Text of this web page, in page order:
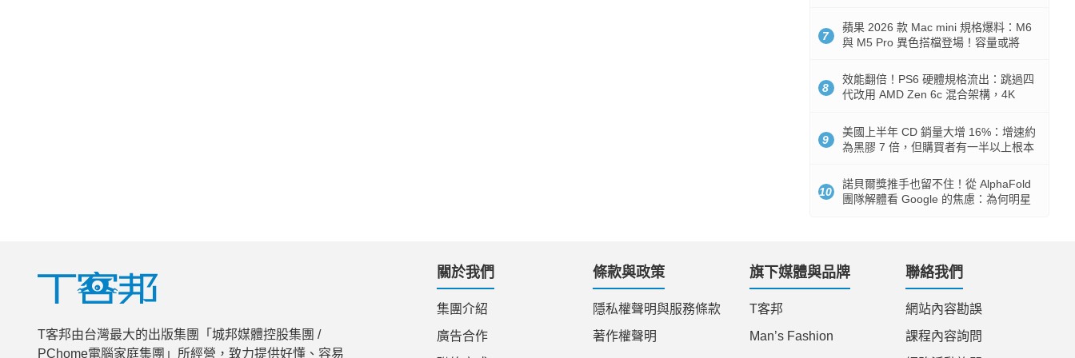
7
蘋果 2026 款 Mac mini 規格爆料：M6
與 M5 Pro 異色搭檔登場！容量或將
8
效能翻倍！PS6 硬體規格流出：跳過四
代改用 AMD Zen 6c 混合架構，4K
9
美國上半年 CD 銷量大增 16%：增速約
為黑膠 7 倍，但購買者有一半以上根本
10
諾貝爾獎推手也留不住！從 AlphaFold
團隊解體看 Google 的焦慮：為何明星
T客邦由台灣最大的出版集團「城邦媒體控股集團 /
PChome電腦家庭集團」所經營，致力提供好懂、容易
關於我們
集團介紹
廣告合作
條款與政策
隱私權聲明與服務條款
著作權聲明
旗下媒體與品牌
T客邦
Man’s Fashion
聯絡我們
網站內容勘誤
課程內容詢問